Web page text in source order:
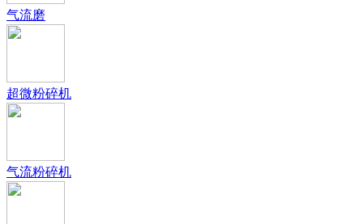
气流磨
超微粉碎机
气流粉碎机